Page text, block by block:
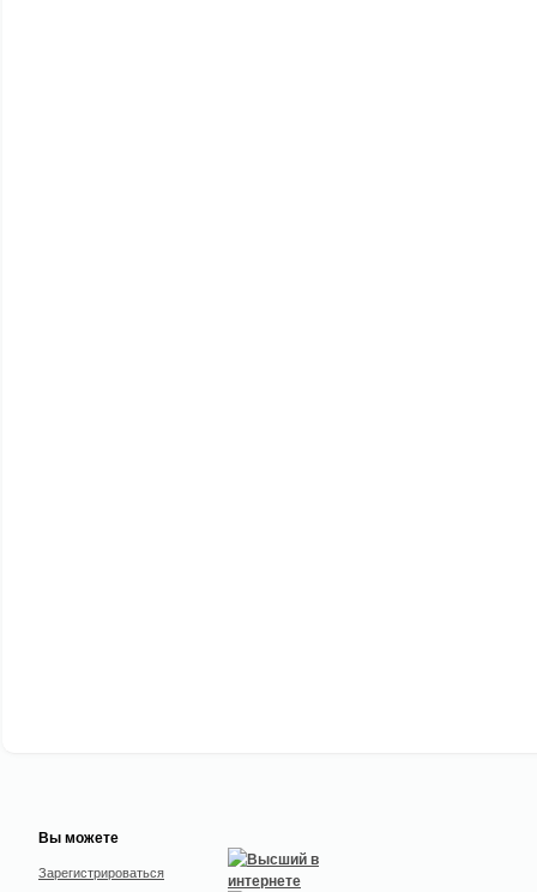
Вы можете
Зарегистрироваться